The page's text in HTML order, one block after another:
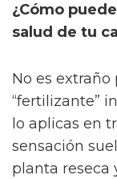
¿Cómo
salud de tu
No es extraño
“fertilizante”
lo aplicas en
sensación
planta reseca